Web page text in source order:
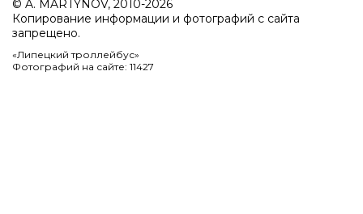
© A. MARTYNOV, 2010-2026
Копирование информации и фотографий с сайта
запрещено.
«Липецкий троллейбус»
Фотографий на сайте: 11427